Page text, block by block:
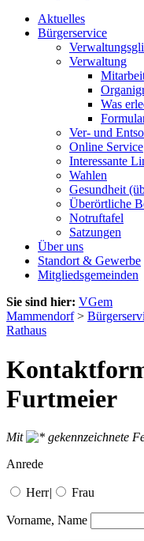
Aktuelles
Bürgerservice
Verwaltung
Was
Ver- und
Online Service
Interessante
Wahlen
Gesundheit
Überörtliche
Notruftafel
Satzungen
Über uns
Standort & Gewerbe
Mitgliedsgemeinden
Sie sind hier: VGem
Mammendorf>
Rathaus
Furtmeier
Mit
gekennzeichnete
Anrede
Herr| Frau
Vorname, Name